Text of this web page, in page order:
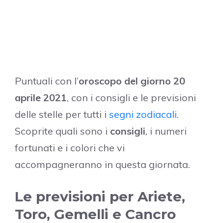
Puntuali con l’oroscopo del giorno 20
aprile 2021, con i consigli e le previsioni
delle stelle per tutti i segni zodiacali.
Scoprite quali sono i consigli, i numeri
fortunati e i colori che vi
accompagneranno in questa giornata.
Le previsioni per Ariete,
Toro, Gemelli e Cancro